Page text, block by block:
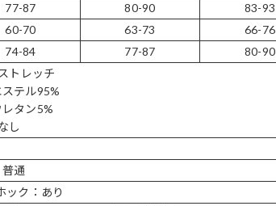
77-87 80-90
83-93
60-70 63-73
66-76
74-84 77-87 80-90
トレッチ
テル95%
タン5%
し
通
ック：あり